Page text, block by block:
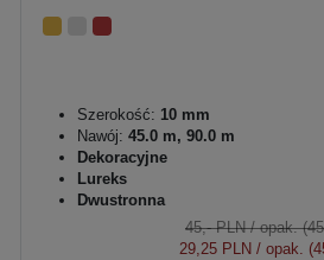
Szerokość: 10 mm
Nawój: 45.0 m, 90.0 m
Dekoracyjne
Lureks
Dwustronna
45,- PLN/ opak.
29,25 PLN / opak.